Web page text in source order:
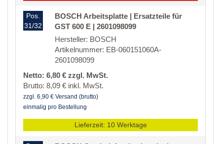
Pos.
31/32
BOSCH Arbeitsplatte | Ersatzteile für
GST 600 E | 2601098099
Hersteller: BOSCH
Artikelnummer: EB-060151060A-
2601098099
Netto: 6,80 € zzgl. MwSt.
Brutto: 8,09 € inkl. MwSt.
zzgl. 6,90 € Versand (brutto)
einmalig pro Bestellung
Lieferzeit: 10 Werktage